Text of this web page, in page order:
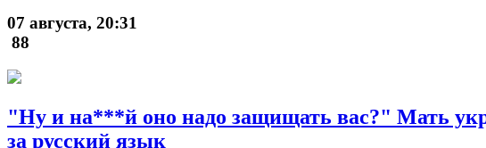
07 августа, 20:31
88
"Ну и на***й оно надо защищать вас?" Мать
за русский язык